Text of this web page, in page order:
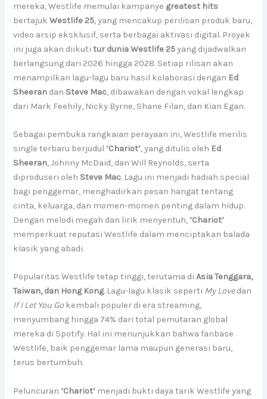
mereka, Westlife memulai kampanye greatest hits
bertajukWestlife 25, yang mencakup perilisan produk baru,
video arsip eksklusif, serta berbagai aktivasi digital. Proyek
ini juga akan diikutitur dunia Westlife 25yang dijadwalkan
berlangsung dari 2026 hingga 2028. Setiap rilisan akan
menampilkan lagu-lagu baru hasil kolaborasi dengan Ed
Sheeran dan Steve Mac, dibawakan dengan vokal lengkap
dari Mark Feehily, Nicky Byrne, Shane Filan, dan Kian Egan.
Sebagai pembuka rangkaian perayaan ini, Westlife merilis
single terbaru berjudul ‘Chariot’, yang ditulis oleh Ed
Sheeran, Johnny McDaid, dan Will Reynolds, serta
diproduseri oleh Steve Mac. Lagu ini menjadi hadiah spesial
bagi penggemar, menghadirkan pesan hangat tentang
cinta, keluarga, dan momen-momen penting dalam hidup.
Dengan melodi megah dan lirik menyentuh, ‘Chariot’
memperkuat reputasi Westlife dalam menciptakan balada
klasik yang abadi.
Popularitas Westlife tetap tinggi, terutama diAsia Tenggara,
Taiwan, dan Hong Kong. Lagu-lagu klasik seperti My Lovedan
If I Let You Gokembali populer di era streaming,
menyumbang hingga 74% dari total pemutaran global
mereka di Spotify. Hal ini menunjukkan bahwa fanbase
Westlife, baik penggemar lama maupun generasi baru,
terus bertumbuh.
Peluncuran ‘Chariot’ menjadi bukti daya tarik Westlife yang